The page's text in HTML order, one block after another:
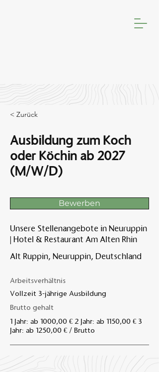
< Zurück
Ausbildung zum Koch
oder Köchin ab 2027
(M/W/D)
Bewerben
Unsere Stellenangebote in Neuruppin
| Hotel & Restaurant Am Alten Rhin
Alt Ruppin, Neuruppin, Deutschland
Arbeitsverhältnis
Vollzeit 3-jährige Ausbildung
Brutto gehalt
1 Jahr: ab 1000,00 € 2 Jahr: ab 1150,00 € 3
Jahr: ab 1250,00 € / Brutto